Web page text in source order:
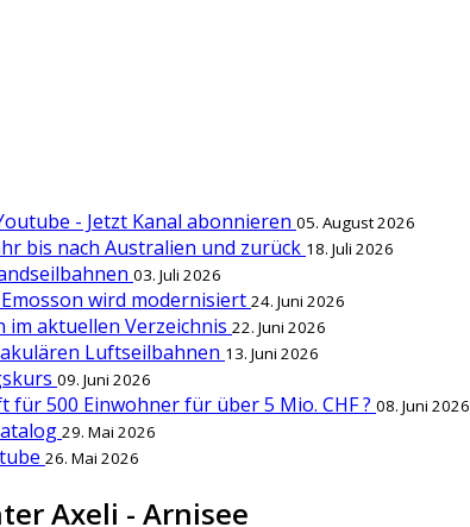
- Jetzt Kanal abonnieren 05. August 2026
bis nach Australien und zurück 18. Juli 2026
03. Juli 2026
wird modernisiert 24. Juni 2026
im aktuellen Verzeichnis 22. Juni 2026
Luftseilbahnen 13. Juni 2026
09. Juni 2026
für 500 Einwohner für über 5 Mio. CHF ? 08. Juni 2026
29. Mai 2026
26. Mai 2026
Axeli - Arnisee